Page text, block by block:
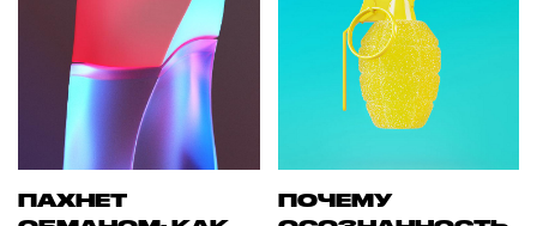
ПАХНЕТ
ПОЧЕМУ